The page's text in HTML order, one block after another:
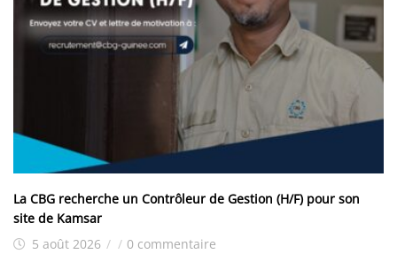
La CBG recherche un Contrôleur de Gestion (H/F) pour son
site de Kamsar
5 août 2026 / / 0 commentaire